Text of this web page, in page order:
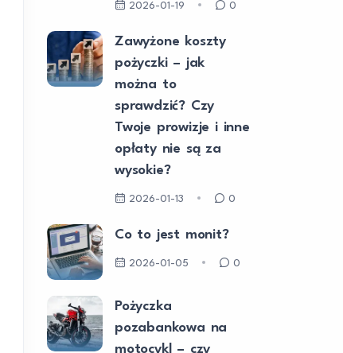
2026-01-19 0
Zawyżone koszty
pożyczki – jak
można to
sprawdzić? Czy
Twoje prowizje i inne
opłaty nie są za
wysokie?
2026-01-13 0
Co to jest monit?
2026-01-05 0
Pożyczka
pozabankowa na
motocykl – czy